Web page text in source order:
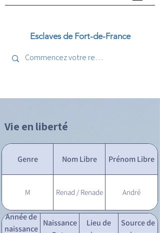
Esclaves de Fort-de-France
Vie en liberté
Genre Nom Libre Prénom Libre
M Renad / Renade André
Année de
naissance
Naissance
Lieu de
Source de